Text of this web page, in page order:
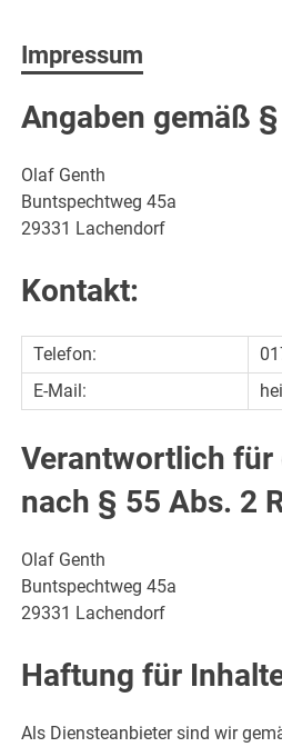
Impressum
Angaben gemäß
Olaf Genth
Buntspechtweg 45a
29331 Lachendorf
Kontakt:
Telefon:
E-Mail:
Verantwortlich für
nach § 55 Abs. 2
Olaf Genth
Buntspechtweg 45a
29331 Lachendorf
Haftung für
Als Diensteanbieter sind wir